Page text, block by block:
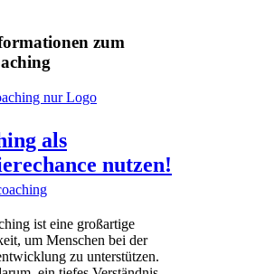
zum
als
nutzen!
ist eine großartige
um Menschen bei der
zu unterstützen.